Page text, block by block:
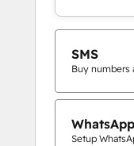
SMS
Buy numbers
WhatsApp
Setup